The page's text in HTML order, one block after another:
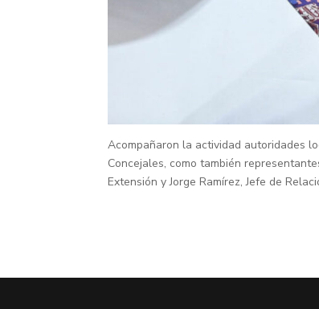
Acompañaron la actividad autoridades
Concejales, como también
Extensión y Jorge Ramírez, Jefe de